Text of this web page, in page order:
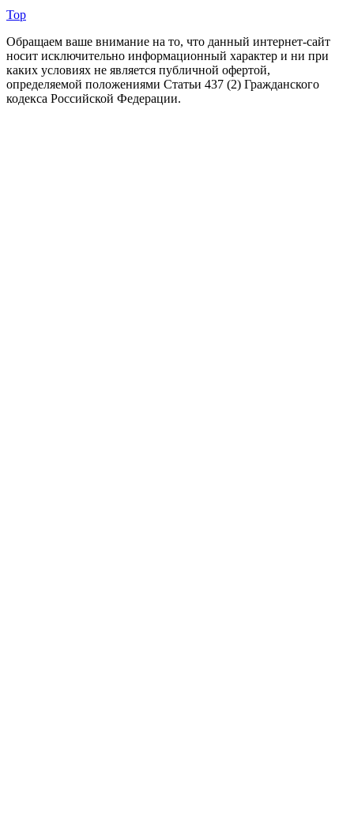
Top
Обращаем ваше внимание на то, что данный интернет-сайт
носит исключительно информационный характер и ни при
каких условиях не является публичной офертой,
определяемой положениями Статьи 437 (2) Гражданского
кодекса Российской Федерации.